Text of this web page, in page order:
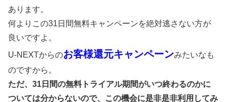
あります。
何よりこの31日間無料キャンペーンを絶対逃さない方が
良いですよ。
U-NEXTからのお客様還元キャンペーンみたいなも
のですから。
ただ、31日間の無料トライアル期間がいつ終わるのかに
ついては分からないので、この機会に是非是非利用してみ